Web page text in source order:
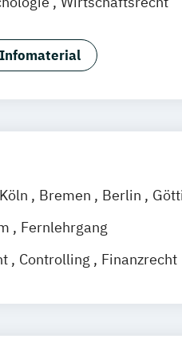
Köln Bremen Berlin
Main
Leipzig
Fernlehrgang
Controlling
Finanzrecht
für Projektmanager